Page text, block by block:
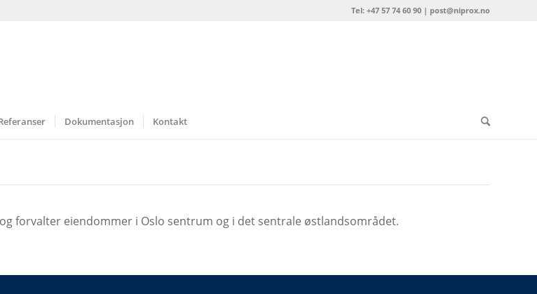
Tel: +47 57 74 60 90 | post@niprox.no
Dokumentasjon Kontakt
forvalter eiendommer i Oslo sentrum og i det sentrale østlandsområdet.